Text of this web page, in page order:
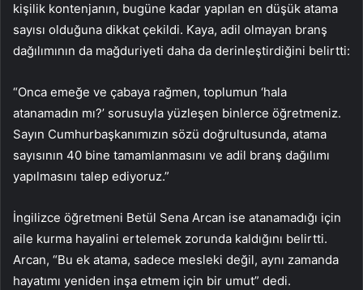
kişilik kontenjanın, bugüne kadar yapılan en düşük atama
sayısı olduğuna dikkat çekildi. Kaya, adil olmayan branş
dağılımının da mağduriyeti daha da derinleştirdiğini belirtti:
“Onca emeğe ve çabaya rağmen, toplumun ‘hala
atanamadın mı?’ sorusuyla yüzleşen binlerce öğretmeniz.
Sayın Cumhurbaşkanımızın sözü doğrultusunda, atama
sayısının 40 bine tamamlanmasını ve adil branş dağılımı
yapılmasını talep ediyoruz.”
İngilizce öğretmeni Betül Sena Arcan ise atanamadığı için
aile kurma hayalini ertelemek zorunda kaldığını belirtti.
Arcan, “Bu ek atama, sadece mesleki değil, aynı zamanda
hayatımı yeniden inşa etmem için bir umut” dedi.